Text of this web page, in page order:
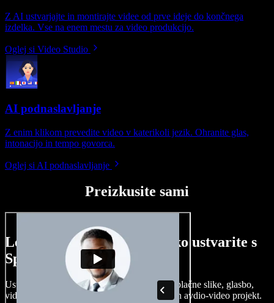
Z AI ustvarjajte in montirajte videe od prve ideje do končnega
izdelka. Vse na enem mestu za video produkcijo.
Oglej si Video Studio
AI podnaslavljanje
Z enim klikom prevedite video v katerikoli jezik. Ohranite glas,
intonacijo in tempo govorca.
Oglej si AI podnaslavljanje
Preizkusite sami
Le nekaj primerov, kaj lahko ustvarite s
Speechify Studio.
Ustvarjajte govorne posnetke, dodajajte brezplačne slike, glasbo,
videe, klonirajte svoj glas in pripravite celoten avdio-video projekt.